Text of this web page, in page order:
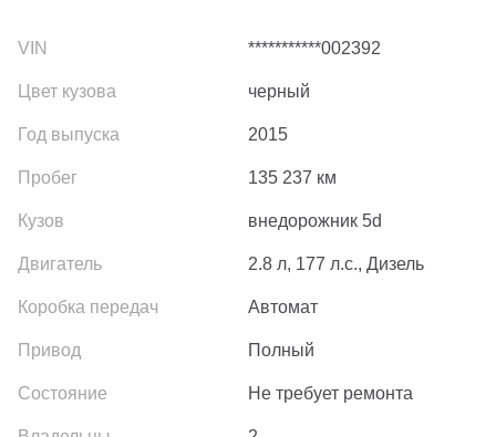
***********002392
черный
2015
135 237 км
внедорожник 5d
2.8 л, 177 л.с., Дизель
Автомат
Полный
Не требует ремонта